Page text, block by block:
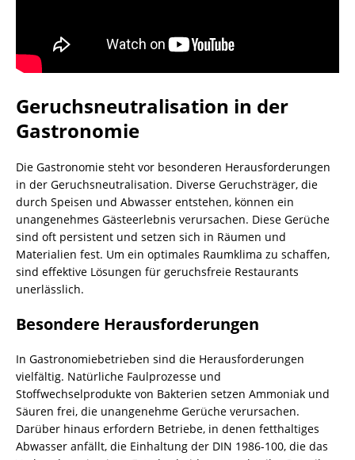
Geruchsneutralisation in der
Gastronomie
Die Gastronomie steht vor besonderen Herausforderungen
in der Geruchsneutralisation. Diverse Geruchsträger, die
durch Speisen und Abwasser entstehen, können ein
unangenehmes Gästeerlebnis verursachen. Diese Gerüche
sind oft persistent und setzen sich in Räumen und
Materialien fest. Um ein optimales Raumklima zu schaffen,
sind effektive Lösungen für geruchsfreie Restaurants
unerlässlich.
Besondere Herausforderungen
In Gastronomiebetrieben sind die Herausforderungen
vielfältig. Natürliche Faulprozesse und
Stoffwechselprodukte von Bakterien setzen Ammoniak und
Säuren frei, die unangenehme Gerüche verursachen.
Darüber hinaus erfordern Betriebe, in denen fetthaltiges
Abwasser anfällt, die Einhaltung der DIN 1986-100, die das